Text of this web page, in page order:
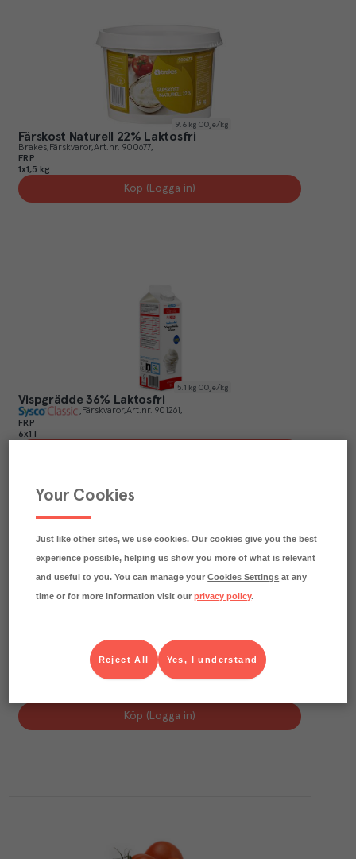
9.6 kg CO₂e/kg
Färskost Naturell 22% Laktosfri
Brakes Färskvaror Art.nr. 900677
FRP
1x1,5 kg
Köp (Logga in)
5.1 kg CO₂e/kg
Vispgrädde 36% Laktosfri
Färskvaror Art.nr. 901261
FRP
6x1 l
Romansallat Sverige
Menigo frukt & grönt Art.nr.
Köp (Logga in)
Your Cookies
Just like other sites, we use cookies. Our cookies give you the best
experience possible, helping us show you more of what is relevant
and useful to you. You can manage yourCookies Settings at any
time or for more information visit ourprivacy policy.
Yes, I understand
Reject All